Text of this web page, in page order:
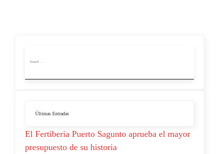
Últimas Entradas
El Fertiberia Puerto Sagunto aprueba el mayor
presupuesto de su historia